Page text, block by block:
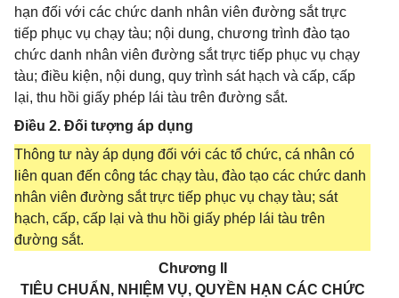
hạn đối với các chức danh nhân viên đường sắt trực
tiếp phục vụ chạy tàu; nội dung, chương trình đào tạo
chức danh nhân viên đường sắt trực tiếp phục vụ chạy
tàu; điều kiện, nội dung, quy trình sát hạch và cấp, cấp
lại, thu hồi giấy phép lái tàu trên đường sắt.
Điều 2. Đối tượng áp dụng
Thông tư này áp dụng đối với các tổ chức, cá nhân có
liên quan đến công tác chạy tàu, đào tạo các chức danh
nhân viên đường sắt trực tiếp phục vụ chạy tàu; sát
hạch, cấp, cấp lại và thu hồi giấy phép lái tàu trên
đường sắt.
Chương II
TIÊU CHUẨN, NHIỆM VỤ, QUYỀN HẠN CÁC CHỨC